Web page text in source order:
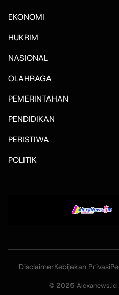
EKONOMI
HUKRIM
NASIONAL
OLAHRAGA
PEMERINTAHAN
PENDIDIKAN
PERISTIWA
POLITIK
DisclaimerKebijakan Privasi
© 2025 Alexanews.id